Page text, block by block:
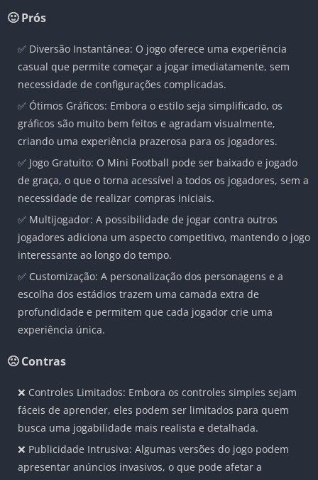
🙂 Prós
✅ Diversão Instantânea: O jogo oferece uma experiência
casual que permite começar a jogar imediatamente, sem
necessidade de configurações complicadas.
✅ Ótimos Gráficos: Embora o estilo seja simplificado, os
gráficos são muito bem feitos e agradam visualmente,
criando uma experiência prazerosa para os jogadores.
✅ Jogo Gratuito: O Mini Football pode ser baixado e jogado
de graça, o que o torna acessível a todos os jogadores, sem a
necessidade de realizar compras iniciais.
✅ Multijogador: A possibilidade de jogar contra outros
jogadores adiciona um aspecto competitivo, mantendo o jogo
interessante ao longo do tempo.
✅ Customização: A personalização dos personagens e a
escolha dos estádios trazem uma camada extra de
profundidade e permitem que cada jogador crie uma
experiência única.
🙁 Contras
❌ Controles Limitados: Embora os controles simples sejam
fáceis de aprender, eles podem ser limitados para quem
busca uma jogabilidade mais realista e detalhada.
❌ Publicidade Intrusiva: Algumas versões do jogo podem
apresentar anúncios invasivos, o que pode afetar a